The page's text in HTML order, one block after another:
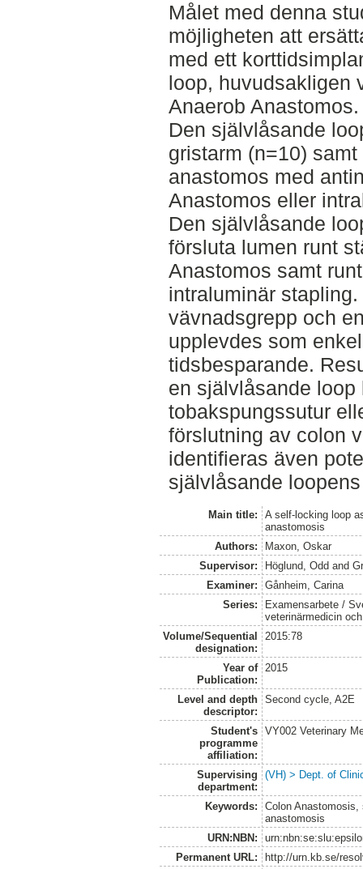
Målet med denna
möjligheten att
med ett
loop, huvudsakligen
Anaerob Anastomos.
Den självlåsande
gristarm (n=10)
anastomos med
Anastomos eller
Den självlåsande
försluta lumen runt
Anastomos samt
intraluminär
vävnadsgrepp och
upplevdes som
tidsbesparande.
en självlåsande
tobakspungssutur
förslutning av colon
identifieras även
självlåsande
Main title:
A self-locking loop
anastomosis
Authors:
Maxon, Oskar
Supervisor:
Höglund, Odd and
Examiner:
Gånheim, Carina
Series:
Examensarbete /
veterinärmedicin
Volume/Sequential
designation:
2015:78
Year of
Publication:
2015
Level and depth
descriptor:
Second cycle, A2E
Student's
programme
affiliation:
VY002 Veterinary
Supervising
department:
(VH) > Dept. of
Keywords:
Colon
anastomosis
URN:NBN:
Permanent URL:
http://urn.kb.se/